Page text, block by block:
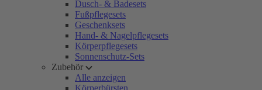
Dusch- & Badesets
Fußpflegesets
Geschenksets
Hand- & Nagelpflegesets
Körperpflegesets
Sonnenschutz-Sets
Zubehör
Alle anzeigen
Körperbürsten